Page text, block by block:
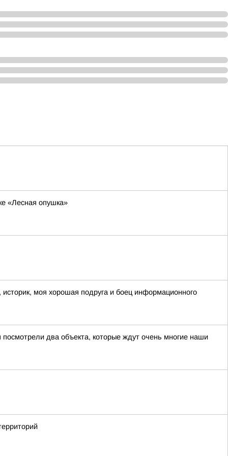
«Лесная опушка»
моя хорошая подруга и боец информационного
два объекта, которые ждут очень многие наши